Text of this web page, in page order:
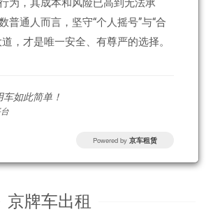
为，其成本和风险已高到无法承
普通人而言，坚守“个人摇号”与“合
，才是唯一安全、有尊严的选择。
如此简单！
Powered by 京车租赁
京牌车出租